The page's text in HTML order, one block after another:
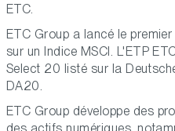
ETC.
ETC Group a lancé le
sur un Indice MSCI. L'ETP
Select 20 listé sur la
DA20.
ETC Group développe des
des actifs numériques,